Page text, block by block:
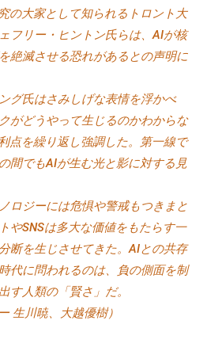
の大家として知られるトロント大
フリー・ヒントン氏らは、AIが核
絶滅させる恐れがあるとの声明に
グ氏はさみしげな表情を浮かべ
がどうやって生じるのかわからな
点を繰り返し強調した。第一線で
間でもAIが生む光と影に対する見
ロジーには危惧や警戒もつきまと
やSNSは多大な価値をもたらす一
断を生じさせてきた。AIとの共存
代に問われるのは、負の側面を制
す人類の「賢さ」だ。
生川暁、大越優樹）